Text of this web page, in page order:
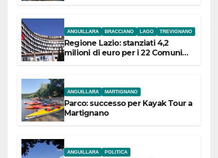
ANGUILLARA BRACCIANO LAGO TREVIGNANO
Regione Lazio: stanziati 4,2
milioni di euro per i 22 Comuni
ANGUILLARA MARTIGNANO
Parco: successo per Kayak Tour a
Martignano
ANGUILLARA POLITICA